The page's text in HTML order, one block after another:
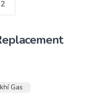
Gas